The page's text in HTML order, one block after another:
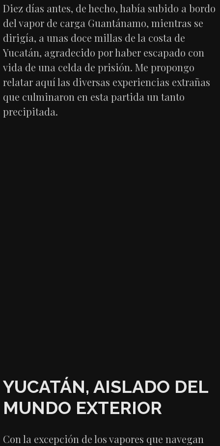
Diez días antes, de hecho, había subido a bordo
del vapor de carga Guantánamo, mientras se
dirigía, a unas doce millas de la costa de
Yucatán, agradecido por haber escapado con
vida de una celda de prisión. Me propongo
relatar aquí las diversas experiencias extrañas
que culminaron en esta partida un tanto
precipitada.
YUCATÁN, AISLADO DEL
MUNDO EXTERIOR
Con la excepción de los vapores que navegan